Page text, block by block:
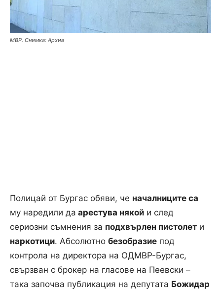
МВР. Снимка: Архив
Полицай от Бургас обяви, че началниците са
му наредили да арестува някой и след
сериозни съмнения за подхвърлен пистолет и
наркотици. Абсолютно безобразие под
контрола на директора на ОДМВР-Бургас,
свързван с брокер на гласове на Пеевски –
така започва публикация на депутата Божидар